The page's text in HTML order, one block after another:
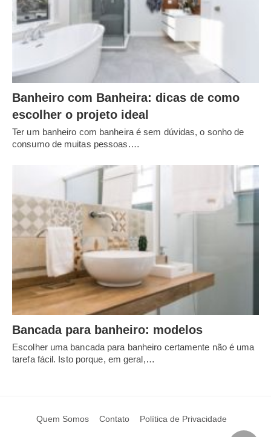
Banheiro com Banheira: dicas de como
escolher o projeto ideal
Ter um banheiro com banheira é sem dúvidas, o sonho de
consumo de muitas pessoas.…
Bancada para banheiro: modelos
Escolher uma bancada para banheiro certamente não é uma
tarefa fácil. Isto porque, em geral,…
Quem Somos Contato Política de Privacidade